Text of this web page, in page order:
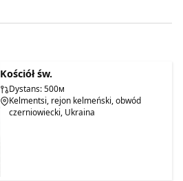
Kościół św.
Dystans: 500м
Kelmentsi, rejon kelmeński, obwód
czerniowiecki, Ukraina